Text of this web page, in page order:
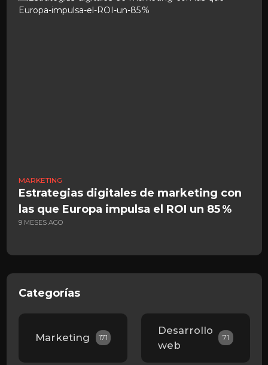
MARKETING
Estrategias digitales de marketing con
las que Europa impulsa el ROI un 85 %
9 MESES AGO
Categorías
Marketing 171
Desarrollo
web
71